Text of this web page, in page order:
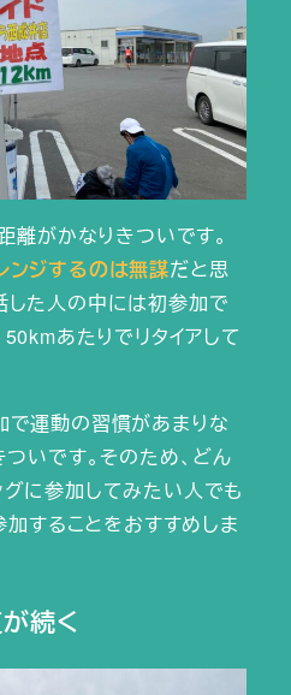
離がかなりきついです。
ンジするのは無謀だと思
した人の中には初参加で
あたりでリタイアして
で運動の習慣があまりな
いです。そのため、どん
グに参加してみたい人でも
することをおすすめしま
続く